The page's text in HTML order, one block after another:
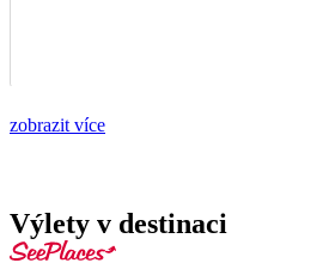
zobrazit více
Výlety v destinaci